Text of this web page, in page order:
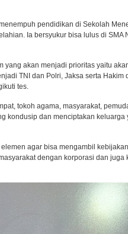
pendidikan di Sekolah
Ia bersyukur bisa lulus di SMA
akan menjadi prioritas yaitu
TNI dan Polri, Jaksa serta Hakim
tes.
tokoh agama, masyarakat,
kondusip dan menciptakan keluarga
agar bisa mengambil
dengan korporasi dan juga